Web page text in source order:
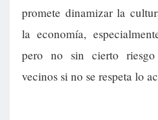
promete dinamizar la
la economía,
pero no sin cierto
vecinos si no se respeta lo